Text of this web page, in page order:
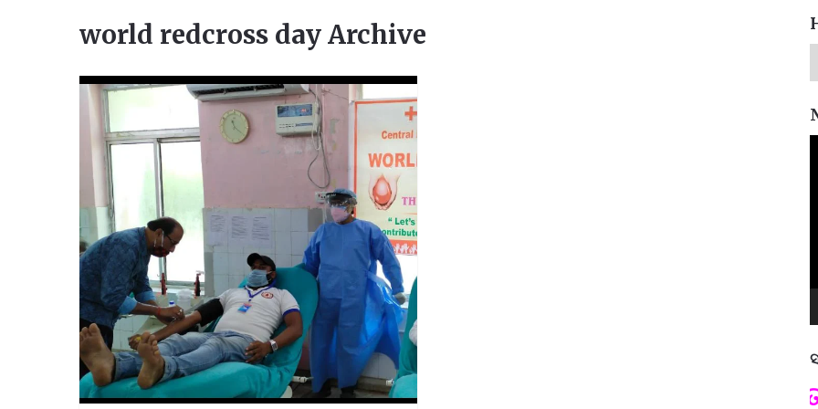
world redcross day Archive
ପଦ୍ମଶ୍ରୀ ଜୟନ୍ତ ମହାପାତ୍ର